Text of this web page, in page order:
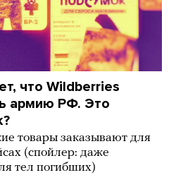
что Wildberries
армию РФ. Это
товары заказывают для
(спойлер: даже
тел погибших)